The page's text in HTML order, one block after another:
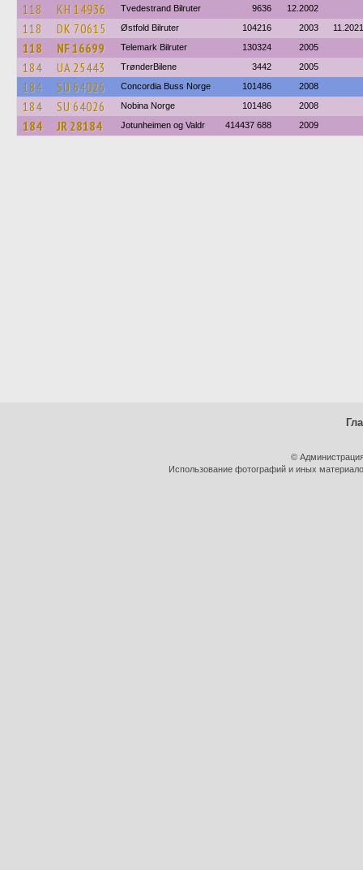
118 KH 14936 Tvedestrand Bilruter 9636 12.2002
118 DK 70615 Østfold Bilruter 104216 2003 11.2021
118 NF 16699 Telemark Bilruter 130324 2005
184 UA 25443 TrønderBilene 3442 2005
184 SU 64026 Concordia Buss Norge 101486 2008
184 SU 64026 Nobina Norge 101486 2008
184 JR 28184 Jotunheimen og Valdr 414437 688 2009
©
Использование фотографий и иных